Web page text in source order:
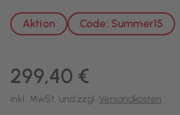
Aktion Code: Summer15
299,40 €
inkl. MwSt. und zzgl. Versandkosten